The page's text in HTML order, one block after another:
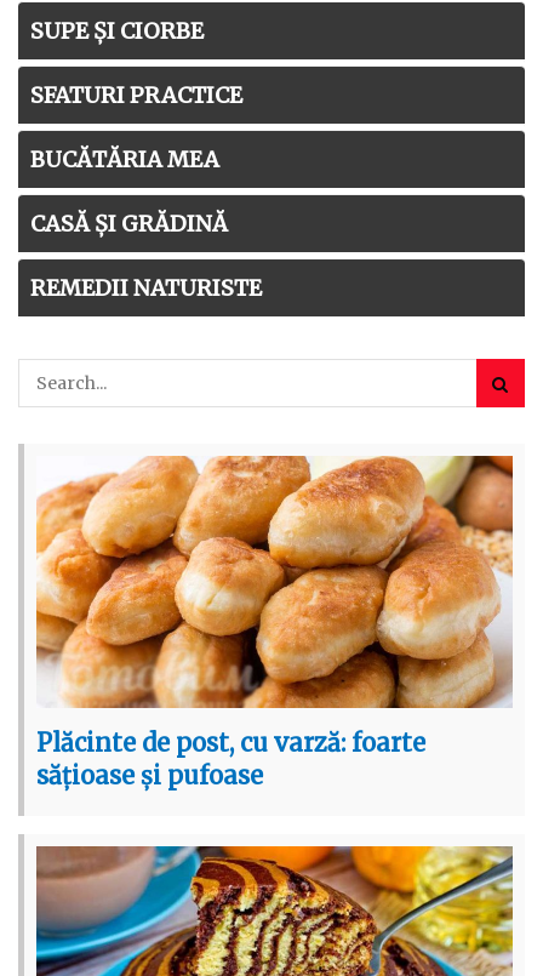
SUPE ȘI CIORBE
SFATURI PRACTICE
BUCĂTĂRIA MEA
CASĂ ȘI GRĂDINĂ
REMEDII NATURISTE
Plăcinte de post, cu varză: foarte
sățioase și pufoase